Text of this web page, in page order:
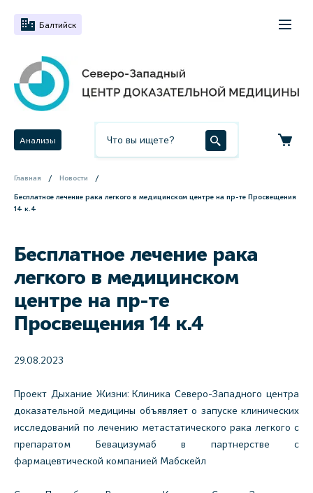
Балтийск
Анализы
Главная Новости
Бесплатное лечение рака легкого в медицинском центре на пр-те Просвещения
14 к.4
Бесплатное лечение рака
легкого в медицинском
центре на пр-те
Просвещения 14 к.4
29.08.2023
Проект Дыхание Жизни: Клиника Северо-Западного центра
доказательной медицины объявляет о запуске клинических
исследований по лечению метастатического рака легкого с
препаратом Бевацизумаб в партнерстве с
фармацевтической компанией Мабскейл